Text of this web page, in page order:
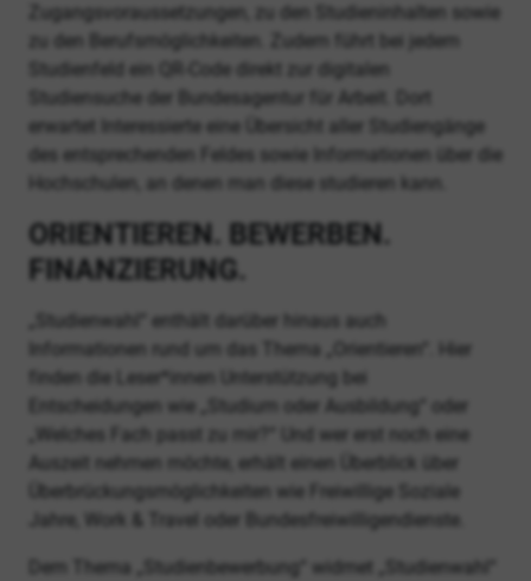
Zugangsvoraussetzungen, zu den Studieninhalten sowie
zu den Berufsmöglichkeiten. Zudem führt bei jedem
Studienfeld ein QR-Code direkt zur digitalen
Studiensuche der Bundesagentur für Arbeit. Dort
erwartet Interessierte eine Übersicht aller Studiengänge
des entsprechenden Feldes sowie Informationen über die
Hochschulen, an denen man diese studieren kann.
ORIENTIEREN. BEWERBEN.
FINANZIERUNG.
„Studienwahl“ enthält darüber hinaus auch
Informationen rund um das Thema „Orientieren“. Hier
finden die Leser*innen Unterstützung bei
Entscheidungen wie „Studium oder Ausbildung“ oder
„Welches Fach passt zu mir?“ Und wer erst noch eine
Auszeit nehmen möchte, erhält einen Überblick über
Überbrückungsmöglichkeiten wie Freiwillige Soziale
Jahre, Work & Travel oder Bundesfreiwilligendienste.
Dem Thema „Studienbewerbung“ widmet „Studienwahl“